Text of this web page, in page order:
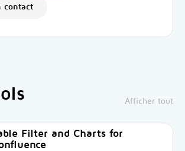
contact
Afficher tout
Filter and Charts for